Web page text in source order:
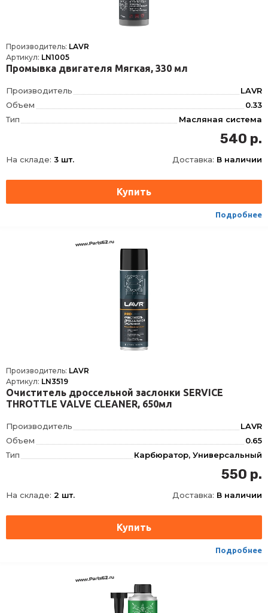
Производитель: LAVR
Артикул: LN1005
Промывка двигателя Мягкая, 330 мл
Производитель
LAVR
Объем
0.33
Тип
Масляная система
330 мл
62
Ширина
62
Условия хранения
±30
3811290000
540 р.
На складе: 3 шт. Доставка: В наличии
Подробнее
Производитель: LAVR
Артикул: LN3519
Очиститель дроссельной заслонки SERVICE
THROTTLE VALVE CLEANER, 650мл
Производитель
LAVR
Объем
0.65
Тип
Карбюратор, Универсальный
650 мл
65
Ширина
65
Условия хранения
±30˚С
3814009000
550 р.
На складе: 2 шт. Доставка: В наличии
Подробнее